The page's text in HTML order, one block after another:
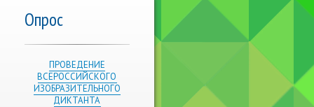
Опрос
ПРОВЕДЕНИЕ
ВСЕРОССИЙСКОГО
ИЗОБРАЗИТЕЛЬНОГО
ДИКТАНТА